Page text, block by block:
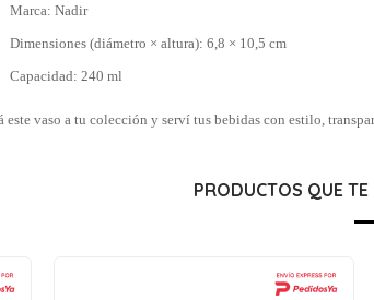
Marca: Nadir
Dimensiones (diámetro × altura): 6,8 × 10,5 cm
Capacidad: 240 ml
este vaso a tu colección y serví tus bebidas con estilo,
PRODUCTOS QUE TE